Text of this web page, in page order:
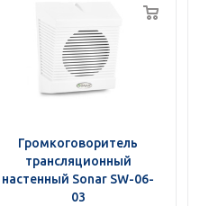
Громкоговоритель
трансляционный
настенный Sonar SW-06-
03